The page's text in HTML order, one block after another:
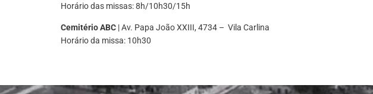
Horário das missas: 8h/10h30/15h
Cemitério ABC | Av. Papa João XXIII, 4734 – Vila Carlina
Horário da missa: 10h30